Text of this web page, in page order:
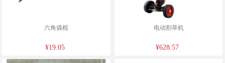
六角撬棍
¥19.05
电动割草机
¥628.57